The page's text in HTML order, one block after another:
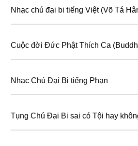
Nhạc chú đại bi tiếng Việt (Võ Tá
Cuộc đời Đức Phật Thích Ca
Nhạc Chú Đại Bi tiếng Phạn
Tụng Chú Đại Bi sai có Tội hay